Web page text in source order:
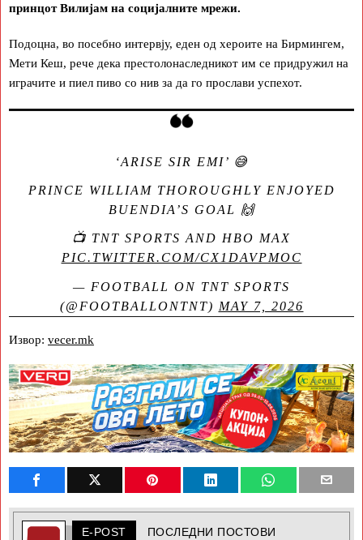
принцот Вилијам на социјалните мрежи.
Подоцна, во посебно интервју, еден од хероите на Бирмингем,
Мети Кеш, рече дека престолонаследникот им се придружил на
играчите и пиел пиво со нив за да го прослави успехот.
‘ARISE SIR EMI’ 😅
PRINCE WILLIAM THOROUGHLY ENJOYED
BUENDIA’S GOAL 🙌
📺 TNT SPORTS AND HBO MAX
PIC.TWITTER.COM/CX1DAVPMOC
— FOOTBALL ON TNT SPORTS
(@FOOTBALLONTNT) MAY 7, 2026
Извор: vecer.mk
E-POST ПОСЛЕДНИ ПОСТОВИ